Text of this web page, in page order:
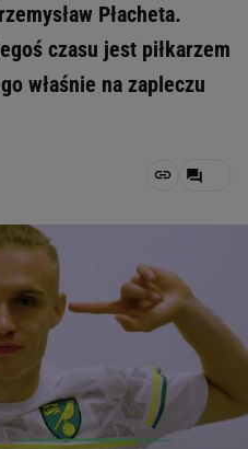
Płacheta.
czasu jest piłkarzem
właśnie na zapleczu